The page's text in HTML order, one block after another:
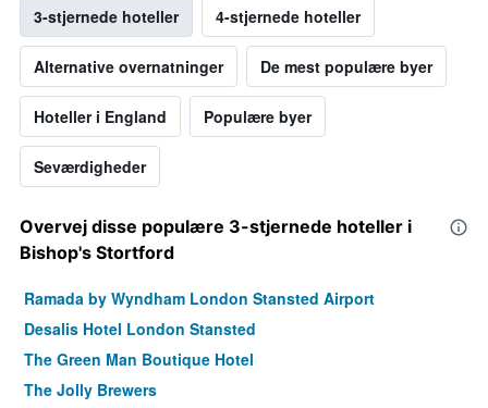
3-stjernede hoteller 4-stjernede hoteller
Alternative overnatninger De mest populære byer
Hoteller i England Populære byer
Seværdigheder
Overvej disse populære 3-stjernede hoteller i
Bishop's Stortford
Ramada by Wyndham London Stansted Airport
Desalis Hotel London Stansted
The Green Man Boutique Hotel
The Jolly Brewers